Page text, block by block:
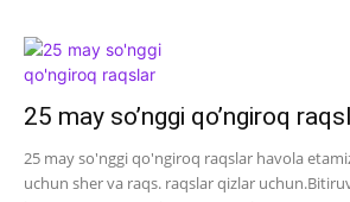
25 may so’nggi qo’ngiroq
25 may so'nggi qo'ngiroq raqslar havola
uchun sher va raqs. raqslar qizlar